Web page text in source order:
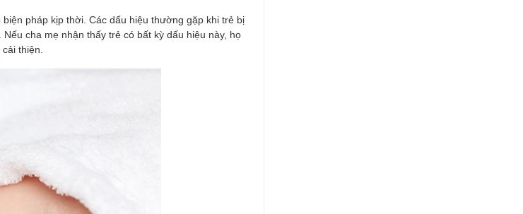
pháp kịp thời. Các dấu hiệu thường gặp khi trẻ bị
cha mẹ nhận thấy trẻ có bất kỳ dấu hiệu này, họ
thiện.